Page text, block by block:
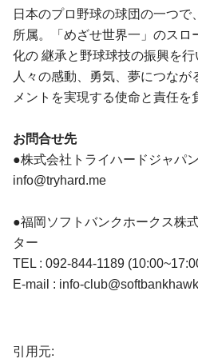
日本のプロ野球の球団の一つで
所属。「めざせ世界一」のスロ
化の 継承と野球球技の振興を行
人々の感動、勇気、夢につなが
メントを実現する使命と責任を
お問合せ先
●株式会社トライハードジャパン
info@tryhard.me
●福岡ソフトバンクホークス株
ター
TEL : 092-844-1189
E-mail : info-
引用元: